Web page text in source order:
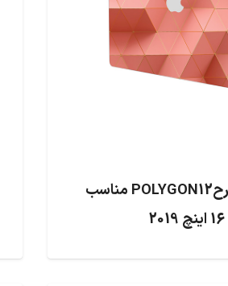
برچسب تزئینی طرحPOLYGON12 مناسب